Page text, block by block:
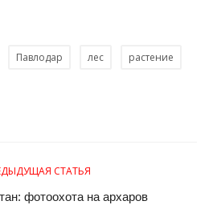
Павлодар лес растение
СТАТЬЯ
фотоохота на архаров